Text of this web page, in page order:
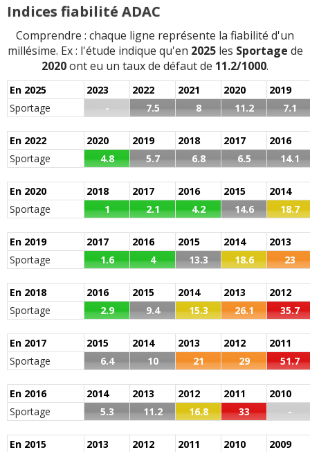
Indices fiabilité ADAC
Comprendre : chaque ligne représente la fiabilité d'un
millésime. Ex : l'étude indique qu'en 2025les Sportage de
2020ont eu un taux de défaut de 11.2/1000.
En 2025 2023 2022 2021 2020
2019
Sportage
- 7.5 8 11.2 7.1
En 2022 2020 2019 2018 2017
2016
Sportage
4.8 5.7 6.8 6.5 14.1
En 2020 2018 2017 2016 2015
2014
Sportage
1 2.1 4.2 14.6 18.7
En 2019 2017 2016 2015 2014
2013
Sportage
1.6 4 13.3 18.6 23
En 2018 2016 2015 2014 2013
2012
Sportage
2.9 9.4 15.3 26.1 35.7
En 2017 2015 2014 2013 2012
2011
Sportage
6.4 10 21 29 51.7
En 2016 2014 2013 2012 2011
2010
Sportage
5.3 11.2 16.8 33 -
En 2015 2013 2012 2011 2010
2009